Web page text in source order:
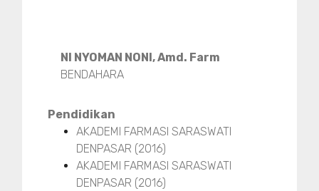
NI NYOMAN NONI, Amd. Farm
BENDAHARA
Pendidikan
AKADEMI FARMASI SARASWATI
DENPASAR (2016)
AKADEMI FARMASI SARASWATI
DENPASAR (2016)